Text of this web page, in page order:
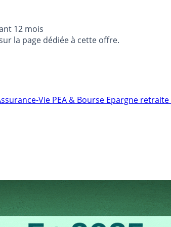
12 mois
la page dédiée à cette offre.
Vie PEA & Bourse Epargne retraite